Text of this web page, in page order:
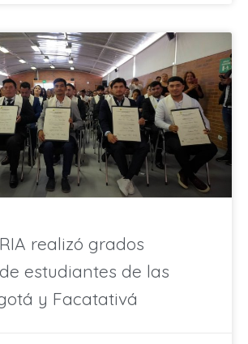
realizó grados
estudiantes de las
y Facatativá